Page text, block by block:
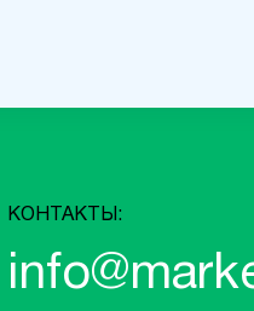
КОНТАКТЫ: